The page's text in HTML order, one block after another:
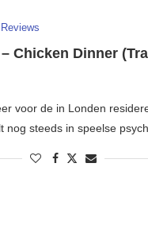
Reviews
Chicken Dinner
voor de in Londen
nog steeds in speelse